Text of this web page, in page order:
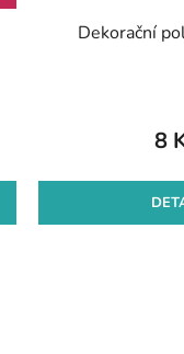
Dekorační
8